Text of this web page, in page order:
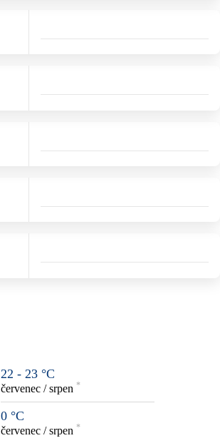
22 - 23 °C
červenec / srpen *
0 °C
červenec / srpen *